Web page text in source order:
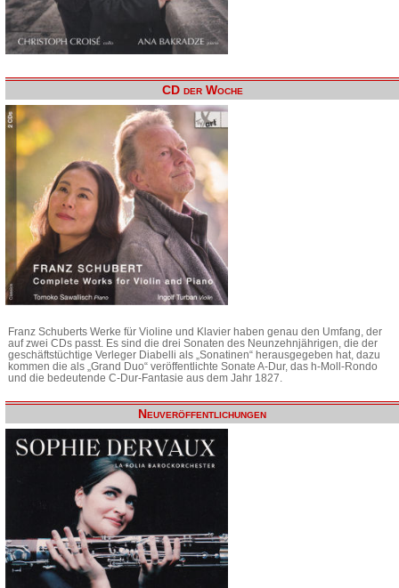
CD der Woche
Franz Schuberts Werke für Violine und Klavier haben genau den Umfang, der
auf zwei CDs passt. Es sind die drei Sonaten des Neunzehnjährigen, die der
geschäftstüchtige Verleger Diabelli als „Sonatinen“ herausgegeben hat, dazu
kommen die als „Grand Duo“ veröffentlichte Sonate A-Dur, das h-Moll-Rondo
und die bedeutende C-Dur-Fantasie aus dem Jahr 1827.
Neuveröffentlichungen